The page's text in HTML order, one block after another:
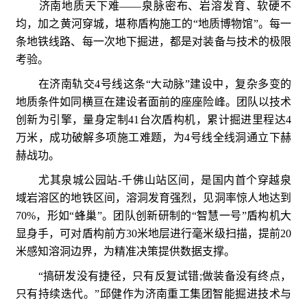
济南地质天下难——泉脉密布、岩溶发育、软硬不
均，加之黄河穿城，堪称盾构施工的“地质博物馆”。每一
条地铁线路、每一次地下掘进，都是对装备与技术的极限
考验。
在济南轨交4号线这条“大动脉”建设中，复杂多变的
地质条件如同横亘在建设者面前的座座险峰。团队以技术
创新为引擎，量身定制41台次盾构机，累计掘进里程达4
万米，成功破解多项施工难题，为4号线全线洞通立下赫
赫战功。
尤其泉城公园站-千佛山站区间，是国内首个穿越泉
域岩溶区的地铁区间，溶洞发育强烈，见洞率惊人地达到
70%，形如“蜂巢”。团队创新研制的“智慧一号”盾构机大
显身手，可对盾构前方30米地层进行毫米级扫描，提前20
米感知溶洞边界，为精准决策提供数据支撑。
“搞研发没有捷径，只有反复试错;做装备没有终点，
只有持续迭代。”邱健作为济南重工集团智能掘进技术与